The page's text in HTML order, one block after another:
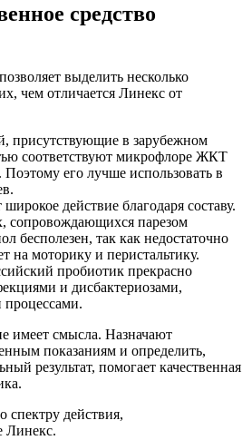
средство
выделить несколько
чем отличается Линекс от
присутствующие в зарубежном
соответствуют микрофлоре ЖКТ
Поэтому его лучше использовать в
действие благодаря составу.
сопровождающихся парезом
бесполезен, так как недостаточно
на моторику и перистальтику.
пробиотик прекрасно
и дисбактериозами,
имеет смысла. Назначают
показаниям и определить,
результат, помогает качественная
спектру действия,
Линекс.